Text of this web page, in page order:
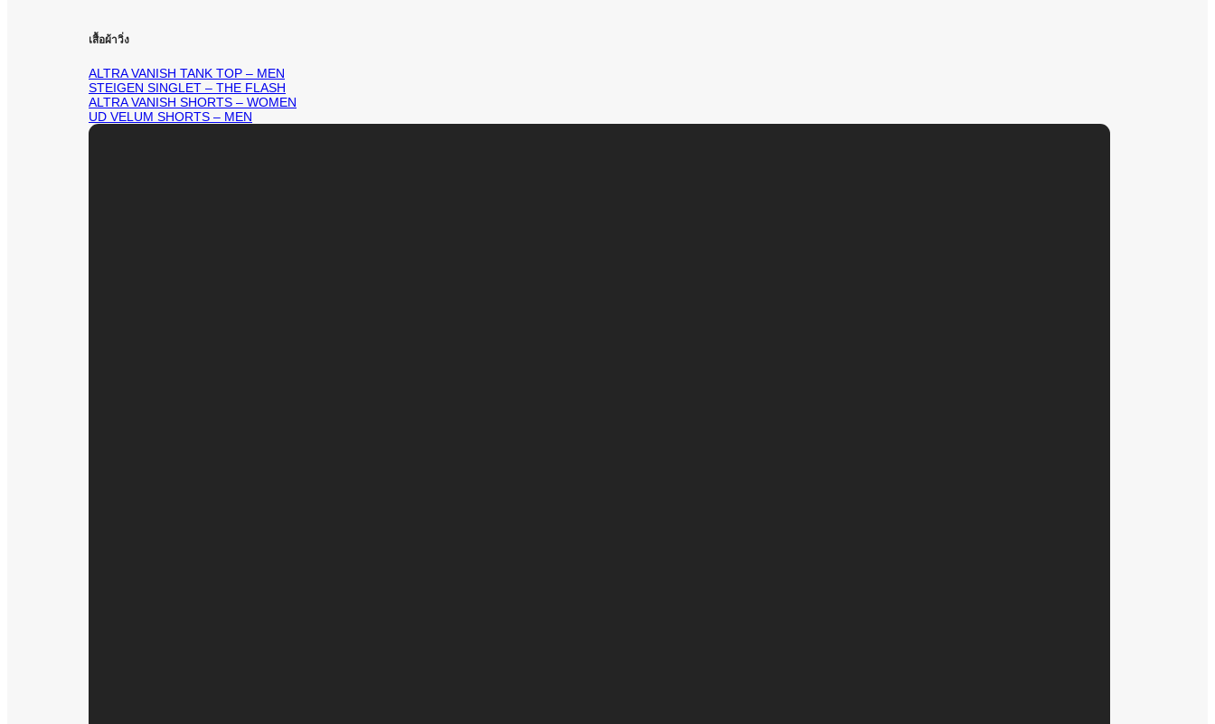
เสื้อผ้าวิ่ง
ALTRA VANISH TANK TOP – MEN
STEIGEN SINGLET – THE FLASH
ALTRA VANISH SHORTS – WOMEN
UD VELUM SHORTS – MEN